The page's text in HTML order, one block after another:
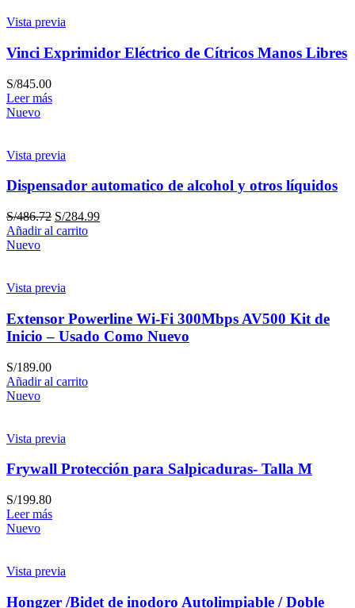
Vista previa
Vinci Exprimidor Eléctrico de Cítricos Manos Libres
S/845.00
Leer más
Nuevo
Vista previa
Dispensador automatico de alcohol y otros líquidos
S/486.72 S/284.99
Añadir al carrito
Nuevo
Vista previa
Extensor Powerline Wi-Fi 300Mbps AV500 Kit de
Inicio – Usado Como Nuevo
S/189.00
Añadir al carrito
Nuevo
Vista previa
Frywall Protección para Salpicaduras- Talla M
S/199.80
Leer más
Nuevo
Vista previa
Hongzer /Bidet de inodoro Autolimpiable / Doble